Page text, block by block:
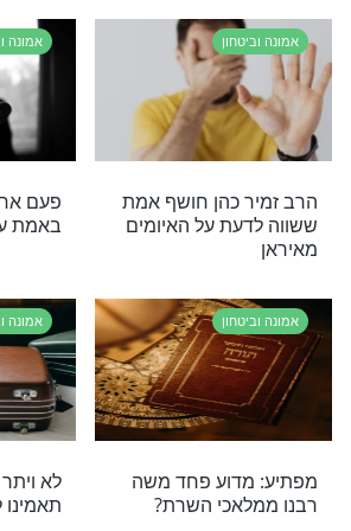
קיבל על עצמו
-שהצילה את
אמונה וביטחון
המלחמה?
אמונה וביטחון